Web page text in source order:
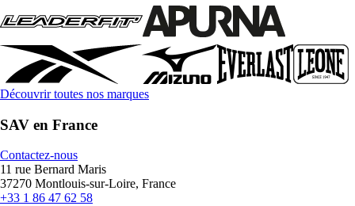
Découvrir toutes nos marques
SAV en France
Contactez-nous
11 rue Bernard Maris
37270 Montlouis-sur-Loire, France
+33 1 86 47 62 58